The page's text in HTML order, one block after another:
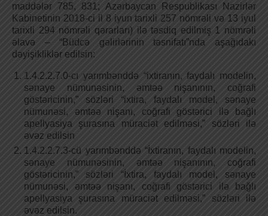
maddələr 785, 831; Azərbaycan Respublikası Nazirlər
Kabinetinin 2018-ci il 8 iyun tarixli 257 nömrəli və 13 iyul
tarixli 294 nömrəli qərarları) ilə təsdiq edilmiş 1 nömrəli
əlavə – “Büdcə gəlirlərinin təsnifatı”nda aşağıdakı
dəyişikliklər edilsin:
1.4.2.2.7.0-cı yarımbənddə “ixtiranın, faydalı modelin,
sənaye nümunəsinin, əmtəə nişanının, coğrafi
göstəricinin,” sözləri “ixtira, faydalı model, sənaye
nümunəsi, əmtəə nişanı, coğrafi göstərici ilə bağlı
apellyasiya şurasına müraciət edilməsi,” sözləri ilə
əvəz edilsin
1.4.2.2.7.3-cü yarımbənddə “İxtiranın, faydalı modelin,
sənaye nümunəsinin, əmtəə nişanının, coğrafi
göstəricinin,” sözləri “İxtira, faydalı model, sənaye
nümunəsi, əmtəə nişanı, coğrafi göstərici ilə bağlı
apellyasiya şurasına müraciət edilməsi,” sözləri ilə
əvəz edilsin.